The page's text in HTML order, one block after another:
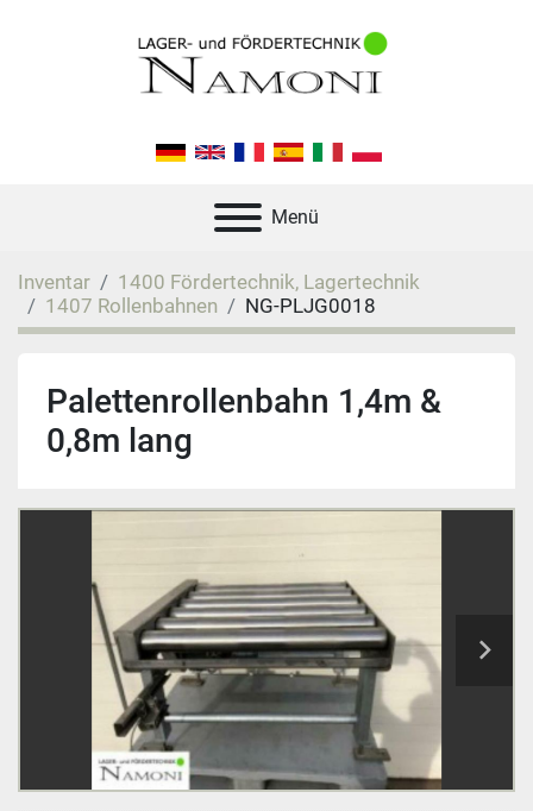
Menü
Inventar
1400 Fördertechnik, Lagertechnik
1407 Rollenbahnen
NG-PLJG0018
Palettenrollenbahn 1,4m &
0,8m lang